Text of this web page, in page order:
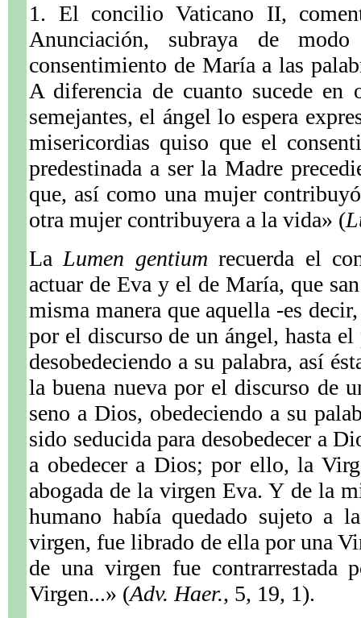
1. El concilio Vaticano II,
Anunciación, subraya de
consentimiento de María a las
A diferencia de cuanto sucede en
semejantes, el ángel lo espera
misericordias quiso que el
predestinada a ser la Madre
que, así como una mujer
otra mujer contribuyera a la vida» (
La Lumen gentium recuerda el
actuar de Eva y el de María, que
misma manera que aquella -es
por el discurso de un ángel, hasta
desobedeciendo a su palabra, así
la buena nueva por el discurso de
seno a Dios, obedeciendo a su
sido seducida para desobedecer a
a obedecer a Dios; por ello, la
abogada de la virgen Eva. Y de la
humano había quedado sujeto a
virgen, fue librado de ella por una
de una virgen fue contrarrestada
Virgen...» (Adv. Haer., 5, 19, 1).